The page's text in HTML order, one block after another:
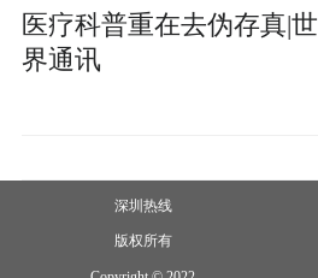
医疗科普重在去伪存真|世
界通讯
深圳热线
版权所有